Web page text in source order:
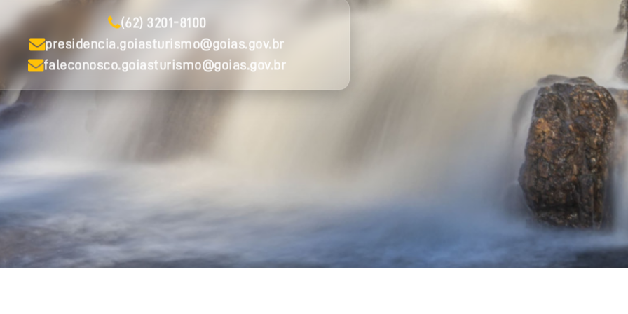
(62) 3201-8100
presidencia.goiasturismo@goias.gov.br
faleconosco.goiasturismo@goias.gov.br